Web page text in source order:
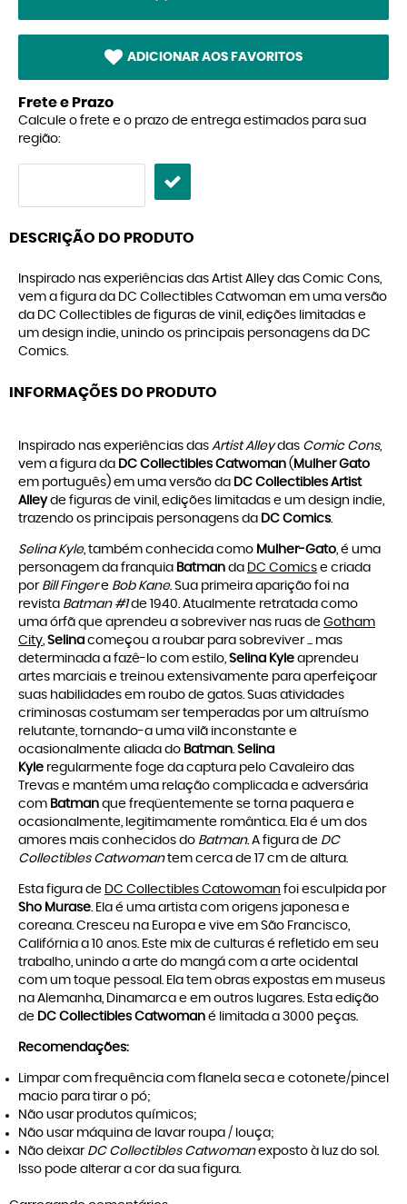
ADICIONAR AOS FAVORITOS
Frete e Prazo
Calcule o frete e o prazo de entrega estimados para sua
região:
DESCRIÇÃO DO PRODUTO
Inspirado nas experiências das Artist Alley das Comic Cons,
vem a figura da DC Collectibles Catwoman em uma versão
da DC Collectibles de figuras de vinil, edições limitadas e
um design indie, unindo os principais personagens da DC
Comics.
INFORMAÇÕES DO PRODUTO
Inspirado nas experiências das Artist Alleydas Comic Cons,
vem a figura da DC Collectibles Catwoman ( Mulher Gato
em português) em uma versão da DC Collectibles Artist
Alleyde figuras de vinil, edições limitadas e um design indie,
trazendo os principais personagens da DC Comics.
Selina Kyle, também conhecida como Mulher-Gato, é uma
personagem da franquia Batman da DC Comics e criada
por Bill Fingere Bob Kane. Sua primeira aparição foi na
revista Batman #1de 1940. Atualmente retratada como
uma órfã que aprendeu a sobreviver nas ruas de Gotham
City, Selina começou a roubar para sobreviver ... mas
determinada a fazê-lo com estilo, Selina Kyle aprendeu
artes marciais e treinou extensivamente para aperfeiçoar
suas habilidades em roubo de gatos. Suas atividades
criminosas costumam ser temperadas por um altruísmo
relutante, tornando-a uma vilã inconstante e
ocasionalmente aliada do Batman. Selina
Kyle regularmente foge da captura pelo Cavaleiro das
Trevas e mantém uma relação complicada e adversária
com Batman que freqüentemente se torna paquera e
ocasionalmente, legitimamente romântica. Ela é um dos
amores mais conhecidos do Batman. A figura de DC
Collectibles Catwomantem cerca de 17 cm de altura.
Esta figura de DC Collectibles Catowoman foi esculpida por
Sho Murase. Ela é uma artista com origens japonesa e
coreana. Cresceu na Europa e vive em São Francisco,
Califórnia a 10 anos. Este mix de culturas é refletido em seu
trabalho, unindo a arte do mangá com a arte ocidental
com um toque pessoal. Ela tem obras expostas em museus
na Alemanha, Dinamarca e em outros lugares. Esta edição
de DC Collectibles Catwoman é limitada a 3000 peças.
Recomendações:
Limpar com frequência com flanela seca e cotonete/pincel
macio para tirar o pó;
Não usar produtos químicos;
Não usar máquina de lavar roupa / louça;
Não deixar DC Collectibles Catwomanexposto à luz do sol.
Isso pode alterar a cor da sua figura.